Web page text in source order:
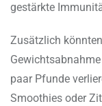
gestärkte
Zusätzlich
paar Pfunde
Smoothies oder